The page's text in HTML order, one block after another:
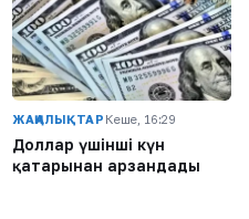
ЖАҢАЛЫҚТАР Кеше, 16:29
Доллар үшінші күн
қатарынан арзандады